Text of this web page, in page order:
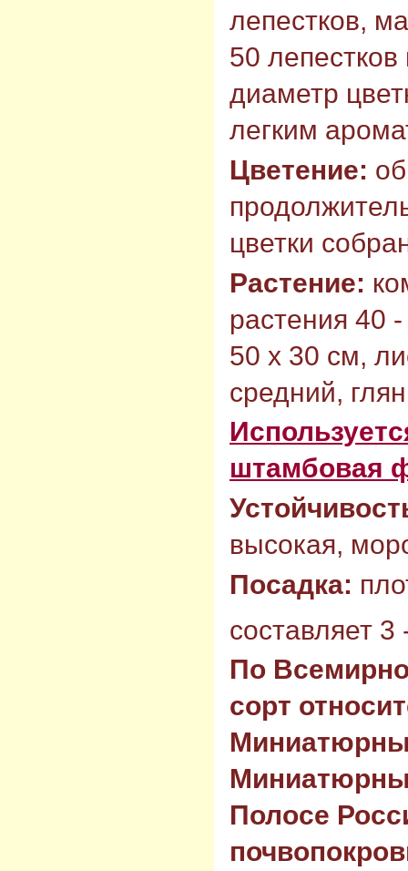
лепестков,
50
диаметр
легким
Цветение:
цветки
Растение:
растения 40
50 х 30 см,
средний,
штамбовая
высокая,
Посадка:
составляет
По
сорт
Полосе